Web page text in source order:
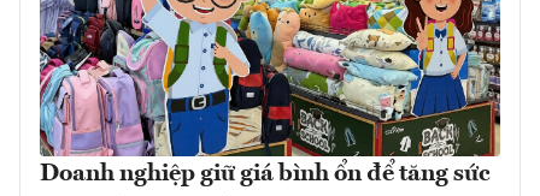
Doanh nghiệp giữ giá bình ổn để tăng sức